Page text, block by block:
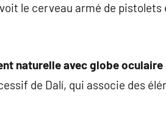
le cerveau armé de
naturelle avec globe
de Dalí, qui associe des